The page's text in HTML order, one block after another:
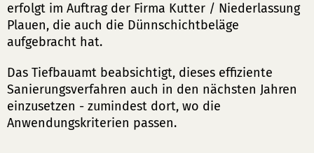
erfolgt im Auftrag der Firma Kutter / Niederlassung
Plauen, die auch die Dünnschichtbeläge
aufgebracht hat.
Das Tiefbauamt beabsichtigt, dieses effiziente
Sanierungsverfahren auch in den nächsten Jahren
einzusetzen - zumindest dort, wo die
Anwendungskriterien passen.